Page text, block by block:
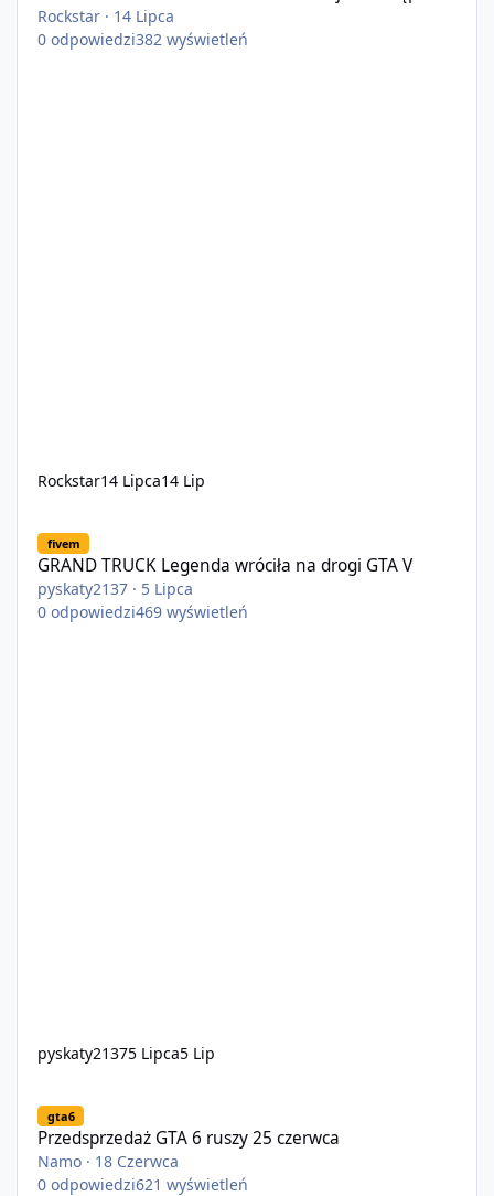
Rockstar · 14 Lipca
0 odpowiedzi382 wyświetleń
Rockstar14 Lipca14 Lip
fivem
GRAND TRUCK Legenda wróciła na drogi GTA V
pyskaty2137 · 5 Lipca
0 odpowiedzi469 wyświetleń
pyskaty21375 Lipca5 Lip
gta6
Przedsprzedaż GTA 6 ruszy 25 czerwca
Namo · 18 Czerwca
0 odpowiedzi621 wyświetleń